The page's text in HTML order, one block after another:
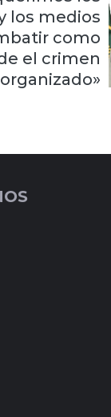
los medios
como
el crimen
organizado»